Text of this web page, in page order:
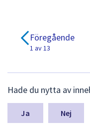
Föregående
1 av 13
ä
m
a
Hade du nytta av
Nej